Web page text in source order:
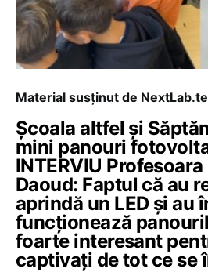
Material susținut de
Școala altfel și
mini panouri
INTERVIU
Daoud: Faptul că au
aprindă un LED și au
funcționează
foarte interesant
captivați de tot ce se